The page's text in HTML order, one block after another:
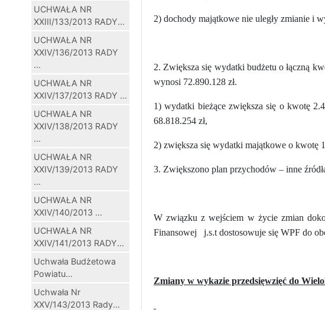
UCHWAŁA NR
XXIII/133/2013 RADY...
UCHWAŁA NR
XXIV/136/2013 RADY
...
UCHWAŁA NR
XXIV/137/2013 RADY ...
UCHWAŁA NR
XXIV/138/2013 RADY
...
UCHWAŁA NR
XXIV/139/2013 RADY
...
UCHWAŁA NR
XXIV/140/2013 ...
UCHWAŁA NR
XXIV/141/2013 RADY...
Uchwała Budżetowa
Powiatu...
Uchwała Nr
XXV/143/2013 Rady...
2) dochody majątkowe nie uległy zmianie i
2. Zwiększa się wydatki budżetu o łączną
wynosi 72.890.128 zł.
1) wydatki bieżące zwiększa się o kwotę
68.818.254 zł,
2) zwiększa się wydatki majątkowe o kwotę
3. Zwiększono plan przychodów – inne
W związku z wejściem w życie zmian
Finansowej
j.s.t dostosowuje się WPF do
Zmiany w wykazie przedsięwzięć do